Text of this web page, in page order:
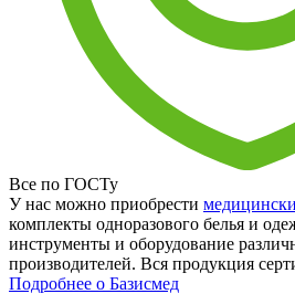
Все по ГОСТу
У нас можно приобрести
комплекты одноразового белья и
инструменты и оборудование
производителей. Вся продукция
Подробнее о Базисмед